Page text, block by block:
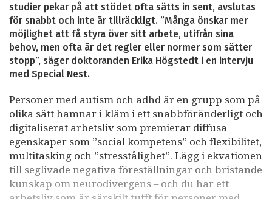
studier pekar på att stödet ofta sätts in sent, avslutas
för snabbt och inte är tillräckligt. ”Många önskar mer
möjlighet att få styra över sitt arbete, utifrån sina
behov, men ofta är det regler eller normer som sätter
stopp”, säger doktoranden Erika Högstedt i en intervju
med Special Nest.
Personer med autism och adhd är en grupp som på
olika sätt hamnar i kläm i ett snabbföränderligt och
digitaliserat arbetsliv som premierar diffusa
egenskaper som ”social kompetens” och flexibilitet,
multitasking och ”stresstålighet”. Lägg i ekvationen
till seglivade negativa föreställningar och bristande
kunskap om neurodivergens – och du har ett